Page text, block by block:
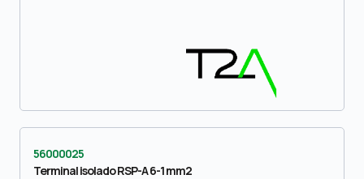
56000025
Terminal isolado RSP-A 6-1 mm2